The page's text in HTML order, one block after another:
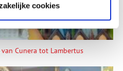
cookies
Cunera tot Lambertus